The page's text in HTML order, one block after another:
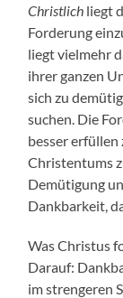
Christlich liegt
Forderung
liegt vielmehr
ihrer ganzen
sich zu
suchen. Die
besser erfüllen
Christentums
Demütigung
Dankbarkeit,
Was Christus
Darauf:
im strengeren